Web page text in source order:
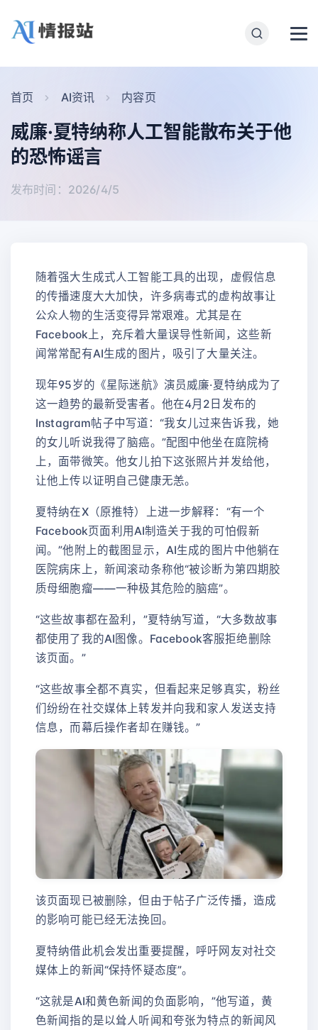
首页 AI资讯 内容页
威廉·夏特纳称人工智能散布关于他
的恐怖谣言
发布时间：2026/4/5
随着强大生成式人工智能工具的出现，虚假信息
的传播速度大大加快，许多病毒式的虚构故事让
公众人物的生活变得异常艰难。尤其是在
Facebook上，充斥着大量误导性新闻，这些新
闻常常配有AI生成的图片，吸引了大量关注。
现年95岁的《星际迷航》演员威廉·夏特纳成为了
这一趋势的最新受害者。他在4月2日发布的
Instagram帖子中写道：“我女儿过来告诉我，她
的女儿听说我得了脑癌。”配图中他坐在庭院椅
上，面带微笑。他女儿拍下这张照片并发给他，
让他上传以证明自己健康无恙。
夏特纳在X（原推特）上进一步解释：“有一个
Facebook页面利用AI制造关于我的可怕假新
闻。”他附上的截图显示，AI生成的图片中他躺在
医院病床上，新闻滚动条称他“被诊断为第四期胶
质母细胞瘤——一种极其危险的脑癌”。
“这些故事都在盈利，”夏特纳写道，“大多数故事
都使用了我的AI图像。Facebook客服拒绝删除
该页面。”
“这些故事全都不真实，但看起来足够真实，粉丝
们纷纷在社交媒体上转发并向我和家人发送支持
信息，而幕后操作者却在赚钱。”
该页面现已被删除，但由于帖子广泛传播，造成
的影响可能已经无法挽回。
夏特纳借此机会发出重要提醒，呼吁网友对社交
媒体上的新闻“保持怀疑态度”。
“这就是AI和黄色新闻的负面影响，”他写道，黄
色新闻指的是以耸人听闻和夸张为特点的新闻风